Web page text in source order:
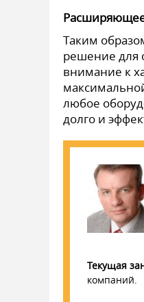
Таким
решение для
внимание к
любое
долго и
Текущая
компаний.